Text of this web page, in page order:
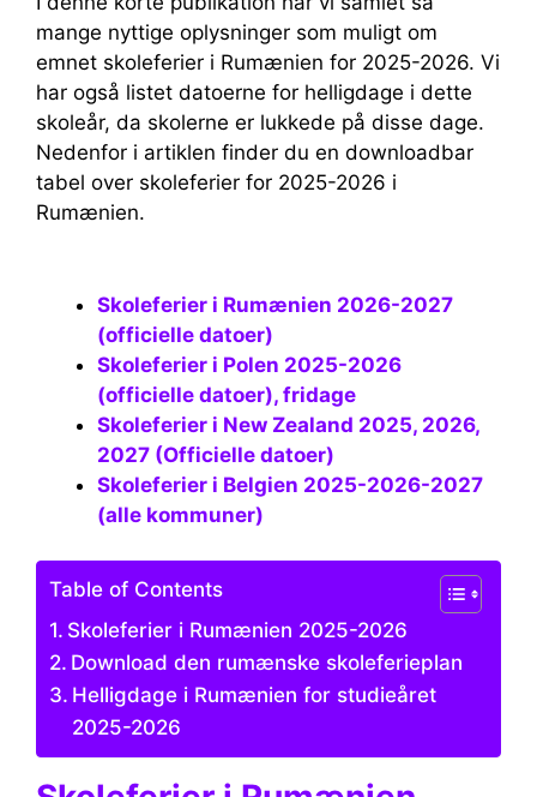
mange nyttige oplysninger som muligt om
emnet skoleferier i Rumænien for 2025-2026. Vi
har også listet datoerne for helligdage i dette
skoleår, da skolerne er lukkede på disse dage.
Nedenfor i artiklen finder du en downloadbar
tabel over skoleferier for 2025-2026 i
Rumænien.
Skoleferier i Rumænien 2026-2027
(officielle datoer)
Skoleferier i Polen 2025-2026
(officielle datoer), fridage
Skoleferier i New Zealand 2025, 2026,
2027 (Officielle datoer)
Skoleferier i Belgien 2025-2026-2027
(alle kommuner)
Table of Contents
Skoleferier i Rumænien 2025-2026
Download den rumænske skoleferieplan
Helligdage i Rumænien for studieåret
2025-2026